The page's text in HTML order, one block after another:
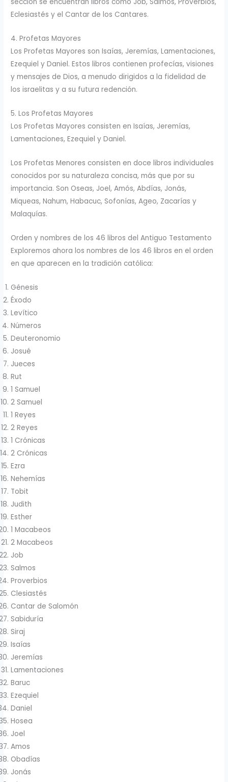
Eclesiastés y el Cantar de los Cantares.
4. Profetas Mayores
Los Profetas Mayores son Isaías, Jeremías, Lamentaciones,
Ezequiel y Daniel. Estos libros contienen profecías, visiones
y mensajes de Dios, a menudo dirigidos a la fidelidad de
los israelitas y a su futura redención.
5. Los Profetas Mayores
Los Profetas Mayores consisten en Isaías, Jeremías,
Lamentaciones, Ezequiel y Daniel.
Los Profetas Menores consisten en doce libros individuales
conocidos por su naturaleza concisa, más que por su
importancia. Son Oseas, Joel, Amós, Abdías, Jonás,
Miqueas, Nahum, Habacuc, Sofonías, Ageo, Zacarías y
Malaquías.
Orden y nombres de los 46 libros del Antiguo Testamento
Exploremos ahora los nombres de los 46 libros en el orden
en que aparecen en la tradición católica:
Génesis
Éxodo
Levítico
Números
Deuteronomio
Josué
Jueces
Rut
1 Samuel
2 Samuel
1 Reyes
2 Reyes
1 Crónicas
2 Crónicas
Ezra
Nehemías
Tobit
Judith
Esther
1 Macabeos
2 Macabeos
Job
Salmos
Proverbios
Clesiastés
Cantar de Salomón
Sabiduría
Siraj
Isaías
Jeremías
Lamentaciones
Baruc
Ezequiel
Daniel
Hosea
Joel
Amos
Obadías
Jonás